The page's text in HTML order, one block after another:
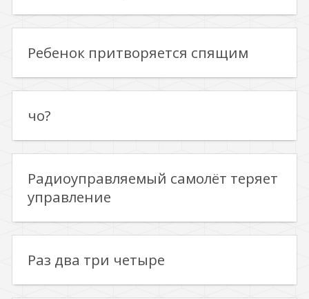
Ребенок притворяется спящим
чо?
Радиоуправляемый самолёт теряет
управление
Раз два три четыре